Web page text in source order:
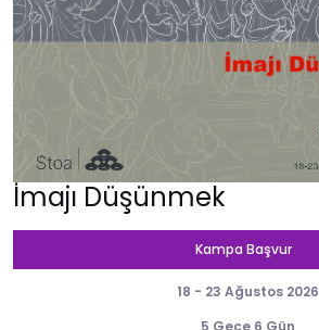
İmajı Düşünmek
Kampa Başvur
18 - 23 Ağustos 2026
5 Gece 6 Gün